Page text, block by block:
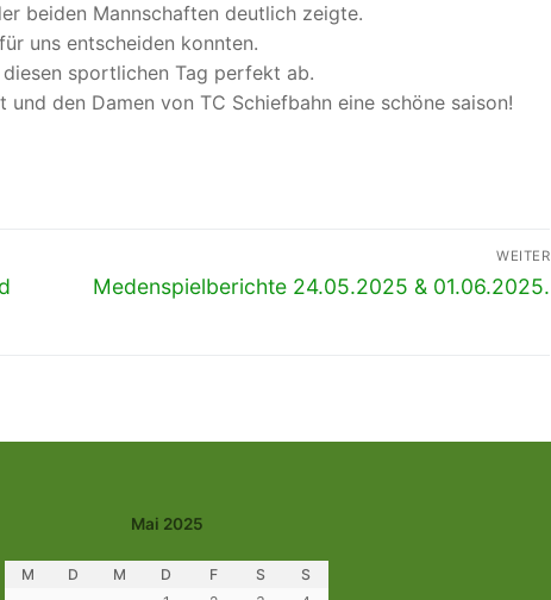
beiden Mannschaften deutlich zeigte.
uns entscheiden konnten.
sportlichen Tag perfekt ab.
den Damen von TC Schiefbahn eine schöne saison!
WEITER
Nächster
Medenspielberichte 24.05.2025 & 01.06.2025.
Mai 2025
M D M D F S
S